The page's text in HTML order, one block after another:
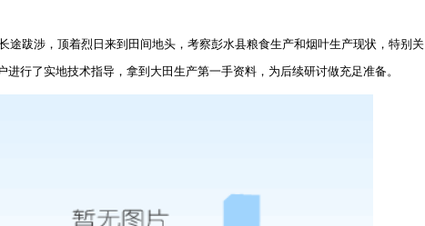
途跋涉，顶着烈日来到田间地头，考察彭水县粮食生产和烟叶生产现状，特别关
行了实地技术指导，拿到大田生产第一手资料，为后续研讨做充足准备。